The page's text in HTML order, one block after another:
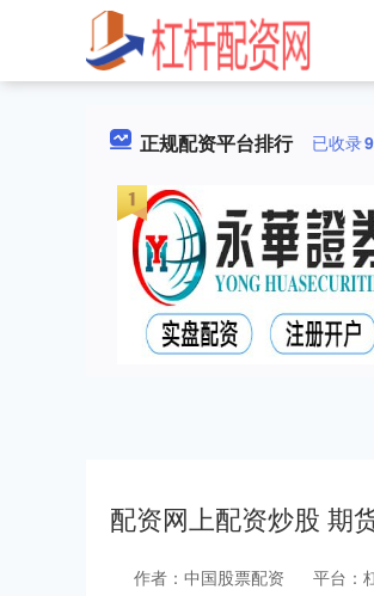
正规配资平台排行 已收录
配资网上配资炒股 期
作者：中国股票配资 平台：